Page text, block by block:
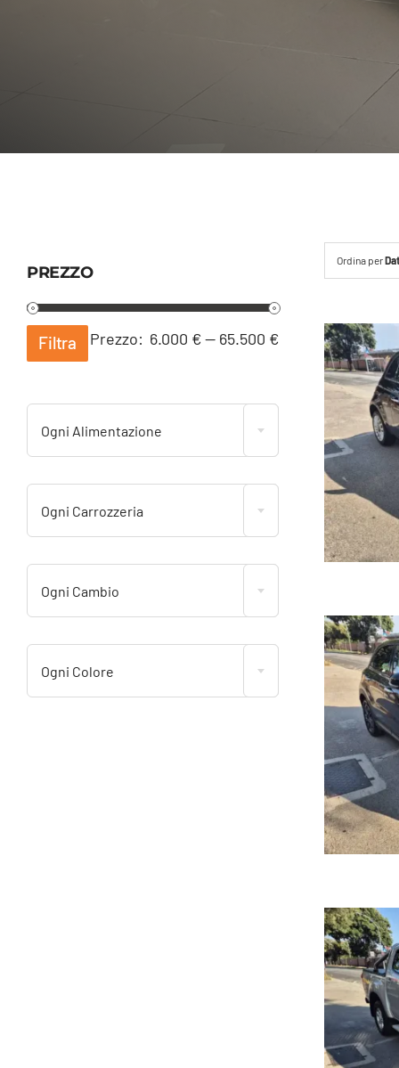
PREZZO
Prezzo
Prezzo
Filtra Prezzo: 6.000 €— 65.500 €
Ogni Alimentazione
Ogni Carrozzeria
Ogni Cambio
Ogni Colore
Ordina per